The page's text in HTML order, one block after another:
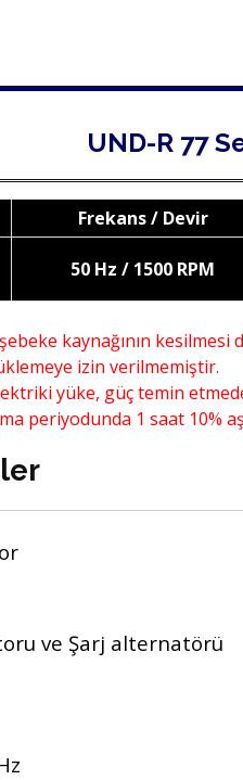
UND-R 77
Frekans / Devir
50 Hz / 1500 RPM
kaynağının
izin verilmemiştir.
yüke, güç temin
periyodunda 1 saat 10%
ve Şarj alternatörü